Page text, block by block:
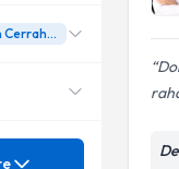
Aşil Tendon Cerrahisi